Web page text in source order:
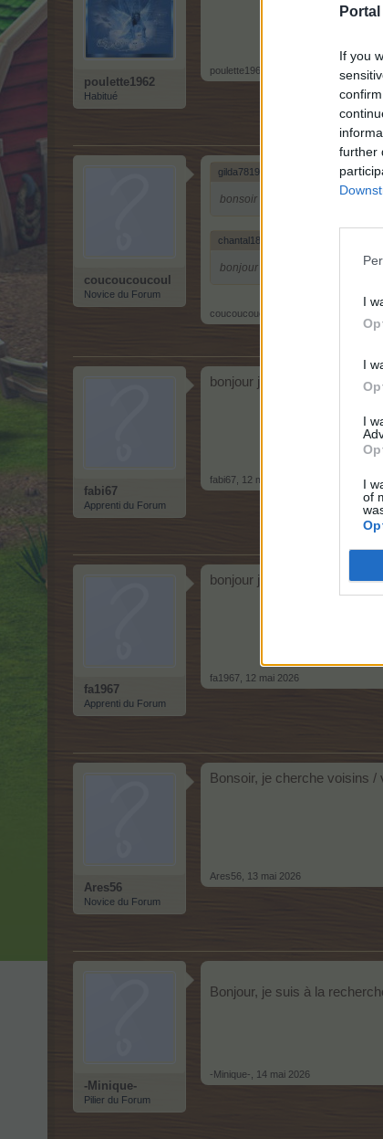
If you
further
I
I
I
I
of
poulette1962
Habitué
poulette1962
coucoucoucoul
Novice du Forum
gilda78190 a dit:
bonsoir , je suis a la recherche
chantal18 a dit:
bonjour !! je renouvelle ma
coucoucoucoul
fabi67
Apprenti du Forum
bonjour je cherche des
fabi67 12 mai 2026
fa1967
Apprenti du Forum
bonjour je cherche des
fa1967 12 mai 2026
Ares56
Novice du Forum
Bonsoir, je cherche voisins /
Ares56 13 mai 2026
-Minique-
Pilier du Forum
Bonjour, je suis à la
-Minique- 14 mai 2026